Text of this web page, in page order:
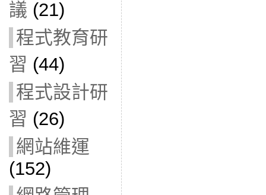
議 (21)
程式教育研
習 (44)
程式設計研
習 (26)
網站維運
(152)